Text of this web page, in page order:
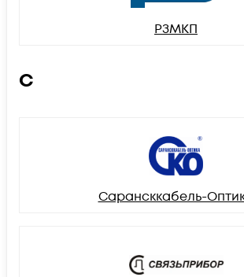
РЗМКП
С
Сарансккабель-